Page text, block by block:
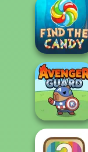
Forest Match
Find the Candy